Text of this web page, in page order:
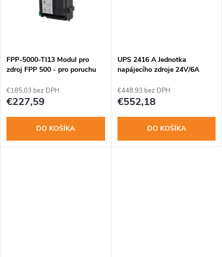
o
v
o
v
FPP-5000-TI13 Modul pro
zdroj FPP 500 - pro poruchu
€185,03 bez DPH
€227,59
DO KOŠÍKA
UPS 2416 A Jednotka
napájecího zdroje 24V/6A
€448,93 bez DPH
€552,18
DO KOŠÍKA